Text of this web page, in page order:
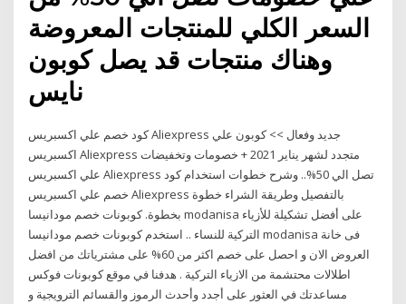
السعر الكلي للمنتجات المعروضة
وهناك منتجات قد يصل كوبون
نايس
كود خصم علي اكسبريس Aliexpress جديد وفعال >> كوبون علي
اكسبريس Aliexpress متجدد لشهر يناير 2021 + خصومات وتخفيضات
علي اكسبريس Aliexpress تصل الي 50%.. وشرح خطوات استخدام كود
خصم علي اكسبريس Aliexpress بالتفصيل وطريقة الشراء خطوة
بخطوة. كوبونات خصم مودانيسا modanisa على أفضل تشكيلة للأزياء
التركية للنساء .. استخدم كوبونات خصم مودانيسا modanisa فى خانة
العروض الان و احصل على خصم اكثر من 60% على مشترياتك من افضل
اطلالات محتشمة من الازياء التركية . هدفنا في موقع كوبونات فوكس
مساعدتك في العثور على أجدد وأحدث الرموز والقسائم الترويجية و